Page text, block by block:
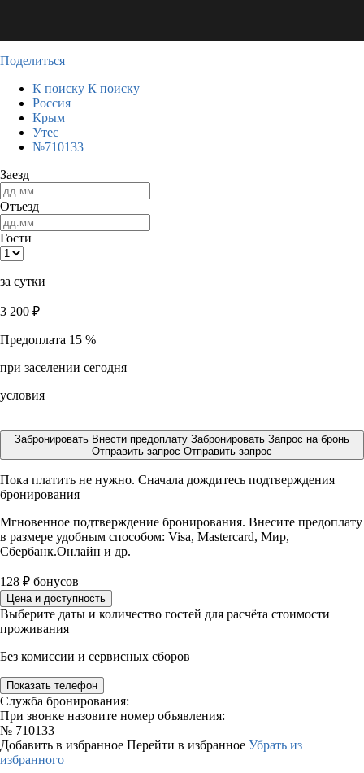
Поделиться
К поиску К поиску
Россия
Крым
Утес
№710133
Заезд
Отъезд
Гости
за сутки
3 200 ₽
Предоплата 15 %
при заселении сегодня
условия
Забронировать Внести предоплату Забронировать Запрос на бронь
Отправить запрос Отправить запрос
Пока платить не нужно. Сначала дождитесь подтверждения
бронирования
Мгновенное подтверждение бронирования. Внесите предоплату
в размере удобным способом: Visa, Mastercard, Мир,
Сбербанк.Онлайн и др.
128 ₽ бонусов
Цена и доступность
Выберите даты и количество гостей для расчёта стоимости
проживания
Без комиссии и сервисных сборов
Показать телефон
Служба бронирования:
При звонке назовите номер объявления:
№ 710133
Добавить в избранное Перейти в избранное Убрать из
избранного